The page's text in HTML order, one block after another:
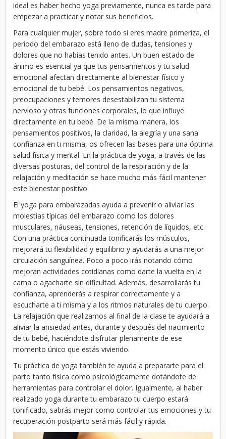
ideal es haber hecho yoga previamente, nunca es tarde para
empezar a practicar y notar sus beneficios.
Para cualquier mujer, sobre todo si eres madre primeriza, el
periodo del embarazo está lleno de dudas, tensiones y
dolores que no habías tenido antes. Un buen estado de
ánimo es esencial ya que tus pensamientos y tu salud
emocional afectan directamente al bienestar físico y
emocional de tu bebé. Los pensamientos negativos,
preocupaciones y temores desestabilizan tu sistema
nervioso y otras funciones corporales, lo que influye
directamente en tu bebé. De la misma manera, los
pensamientos positivos, la claridad, la alegría y una sana
confianza en ti misma, os ofrecen las bases para una óptima
salud física y mental. En la práctica de yoga, a través de las
diversas posturas, del control de la respiración y de la
relajación y meditación se hace mucho más fácil mantener
este bienestar positivo.
El yoga para embarazadas ayuda a prevenir o aliviar las
molestias típicas del embarazo como los dolores
musculares, náuseas, tensiones, retención de líquidos, etc.
Con una práctica continuada tonificarás los músculos,
mejorará tu flexibilidad y equilibrio y ayudarás a una mejor
circulación sanguínea. Poco a poco irás notando cómo
mejoran actividades cotidianas como darte la vuelta en la
cama o agacharte sin dificultad. Además, desarrollarás tu
confianza, aprenderás a respirar correctamente y a
escucharte a ti misma y a los ritmos naturales de tu cuerpo.
La relajación que realizamos al final de la clase te ayudará a
aliviar la ansiedad antes, durante y después del nacimiento
de tu bebé, haciéndote disfrutar plenamente de ese
momento único que estás viviendo.
Tu práctica de yoga también te ayuda a prepararte para el
parto tanto física como psicológicamente dotándote de
herramientas para controlar el dolor. Igualmente, al haber
realizado yoga durante tu embarazo tu cuerpo estará
tonificado, sabrás mejor como controlar tus emociones y tu
recuperación postparto será más fácil y rápida.